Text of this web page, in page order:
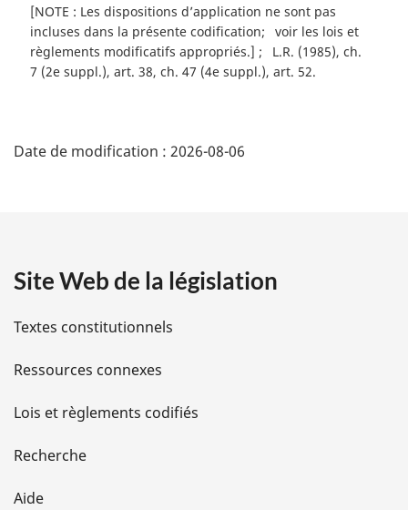
g
i
n
a
[NOTE : Les dispositions d’application ne sont pas
incluses dans la présente codification
voir les lois et
règlements modificatifs appropriés.]
L.R. (1985), ch.
7 (2e suppl.), art. 38, ch. 47 (4e suppl.), art. 52
é
i
l
s
d
e
l
Date de modification : 2026-08-06
Site Web de la législation
Textes constitutionnels
Ressources connexes
Lois et règlements codifiés
Recherche
Aide